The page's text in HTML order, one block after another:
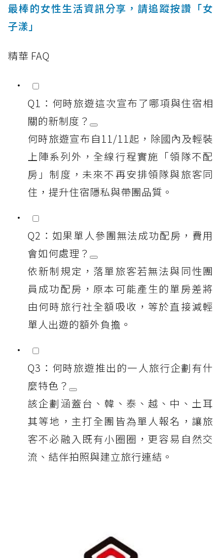
最棒的女性生活資訊分享，請追蹤按讚「女
子漾」
精華 FAQ
Q1：何時旅遊這次宣布了哪項與住宿相
關的新制度？
何時旅遊宣布自11/11起，除國內及輕裝
上陣系列外，全線行程實施「領隊不配
房」制度，未來不再安排領隊與旅客同
住，提升住宿隱私與帶團品質。
Q2：如果單人參團無法成功配房，費用
會如何處理？
依新制規定，落單旅客若無法與同性團
員成功配房，原本可能產生的單房差將
由何時旅行社全額吸收，等於直接減輕
單人出遊的額外負擔。
Q3：何時旅遊推出的一人旅行企劃有什
麼特色？
該企劃涵蓋台、韓、泰、越、中、土耳
其等地，主打全團皆為單人報名，讓旅
客不必融入既有小圈圈，更容易自然交
流、結伴拍照與建立旅行連結。